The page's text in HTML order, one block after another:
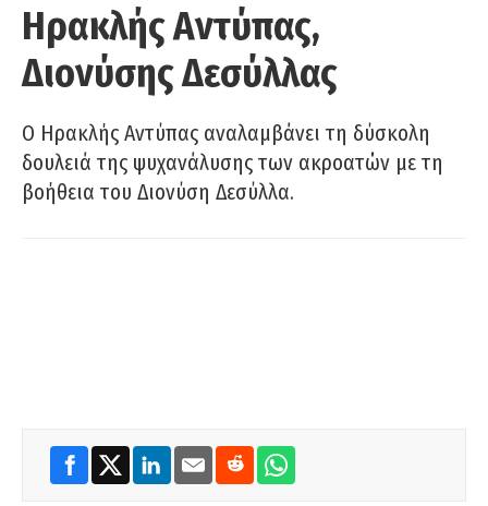
Ηρακλής Αντύπας,
Διονύσης Δεσύλλας
Ο Ηρακλής Αντύπας αναλαμβάνει τη δύσκολη
δουλειά της ψυχανάλυσης των ακροατών με τη
βοήθεια του Διονύση Δεσύλλα.